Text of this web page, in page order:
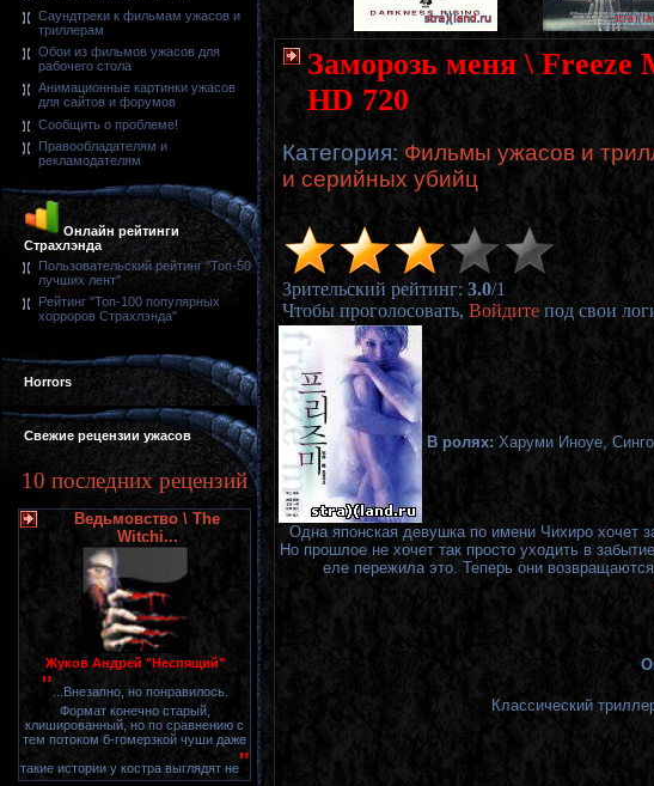
Саундтреки к фильмам ужасов и
триллерам
Обои из фильмов ужасов для
рабочего стола
Анимационные картинки ужасов
для сайтов и форумов
Сообщить о проблеме!
Правообладателям и
рекламодателям
Онлайн рейтинги
Страхлэнда
Пользовательский рейтинг "Топ-50
лучших лент"
Рейтинг "Топ-100 популярных
хорроров Страхлэнда"
Horrors
Свежие рецензии ужасов
10 последних рецензий
Ведьмовство \ The
Witchi...
Жуков Андрей "Неспящий"
" ...Внезапно, но понравилось.
Формат конечно старый,
клишированный, но по сравнению с
тем потоком б-гомерзкой чуши даже
такие истории у костра выглядят не"
Заморозь меня \ Freeze
HD 720
Категория: Фильмы ужасов и
и серийных убийц
Зрительский рейтинг: 3.0/1
Чтобы проголосовать, Войдите под свои
В ролях: Харуми Иноуе,
Одна японская девушка по имени Чихиро хочет
Но прошлое не хочет так просто уходить в
еле пережила это. Теперь они
Классический